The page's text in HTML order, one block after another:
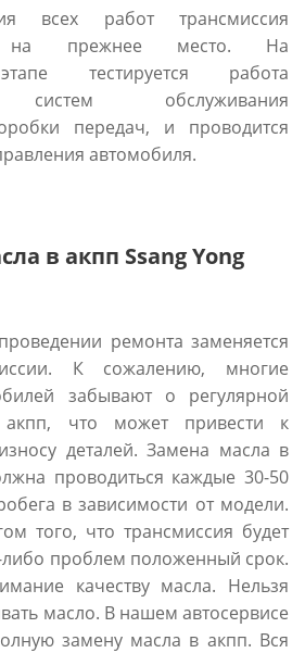
всех работ трансмиссия
на прежнее место. На
тестируется работа
систем обслуживания
передач, и проводится
автомобиля.
в акпп Ssang Yong
ремонта заменяется
К сожалению, многие
забывают о регулярной
что может привести к
деталей. Замена масла в
проводиться каждые 30-50
в зависимости от модели.
того, что трансмиссия будет
либо проблем положенный срок.
качеству масла. Нельзя
масло. В нашем автосервисе
замену масла в акпп. Вся